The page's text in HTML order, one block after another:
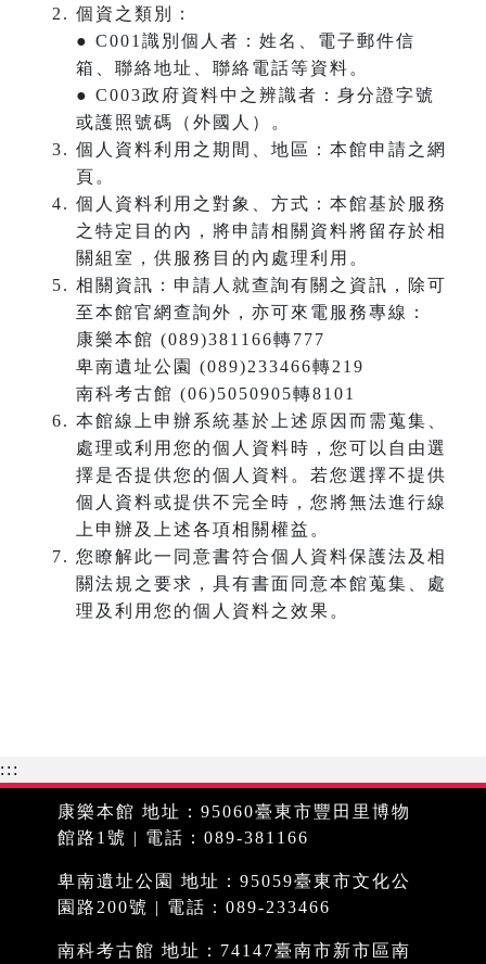
個資之類別：
● C001識別個人者：姓名、電子郵件信
箱、聯絡地址、聯絡電話等資料。
● C003政府資料中之辨識者：身分證字號
或護照號碼（外國人）。
個人資料利用之期間、地區：本館申請之網
頁。
個人資料利用之對象、方式：本館基於服務
之特定目的內，將申請相關資料將留存於相
關組室，供服務目的內處理利用。
相關資訊：申請人就查詢有關之資訊，除可
至本館官網查詢外，亦可來電服務專線：
康樂本館 (089)381166轉777
卑南遺址公園 (089)233466轉219
南科考古館 (06)5050905轉8101
本館線上申辦系統基於上述原因而需蒐集、
處理或利用您的個人資料時，您可以自由選
擇是否提供您的個人資料。若您選擇不提供
個人資料或提供不完全時，您將無法進行線
上申辦及上述各項相關權益。
您瞭解此一同意書符合個人資料保護法及相
關法規之要求，具有書面同意本館蒐集、處
理及利用您的個人資料之效果。
:::
康樂本館 地址：95060臺東市豐田里博物
館路1號 | 電話：089-381166
卑南遺址公園 地址：95059臺東市文化公
園路200號 | 電話：089-233466
南科考古館 地址：74147臺南市新市區南